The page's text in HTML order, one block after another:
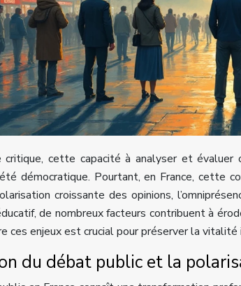
critique, cette capacité à analyser et
démocratique. Pourtant, en France, cette
croissante des opinions,
de nombreux facteurs contribuent à
ces enjeux est crucial pour préserver la
du débat public et la